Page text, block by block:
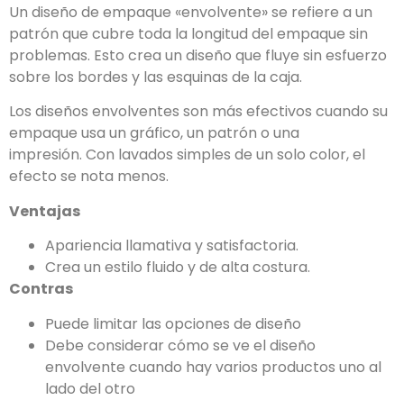
Un diseño de empaque «envolvente» se refiere a un
patrón que cubre toda la longitud del empaque sin
problemas. Esto crea un diseño que fluye sin esfuerzo
sobre los bordes y las esquinas de la caja.
Los diseños envolventes son más efectivos cuando su
empaque usa un gráfico, un patrón o una
impresión. Con lavados simples de un solo color, el
efecto se nota menos.
Ventajas
Apariencia llamativa y satisfactoria.
Crea un estilo fluido y de alta costura.
Contras
Puede limitar las opciones de diseño
Debe considerar cómo se ve el diseño
envolvente cuando hay varios productos uno al
lado del otro